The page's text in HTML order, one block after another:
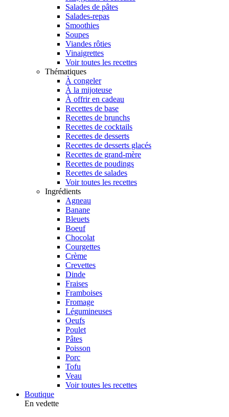
Salades de pâtes
Salades-repas
Smoothies
Soupes
Viandes rôties
Vinaigrettes
Voir toutes les recettes
Thématiques
À congeler
À la mijoteuse
À offrir en cadeau
Recettes de base
Recettes de brunchs
Recettes de cocktails
Recettes de desserts
Recettes de desserts glacés
Recettes de grand-mère
Recettes de poudings
Recettes de salades
Voir toutes les recettes
Ingrédients
Agneau
Banane
Bleuets
Boeuf
Chocolat
Courgettes
Crème
Crevettes
Dinde
Fraises
Framboises
Fromage
Légumineuses
Oeufs
Poulet
Pâtes
Poisson
Porc
Tofu
Veau
Voir toutes les recettes
Boutique
En vedette